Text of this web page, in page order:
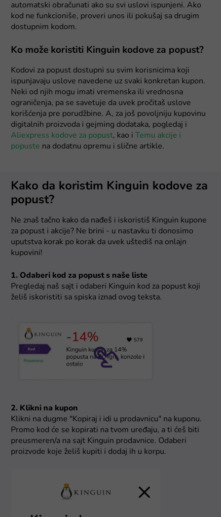
automatski obračunati ako su svi uslovi ispunjeni. Ako
kod ne funkcioniše, proveri unos ili pokušaj sa drugim
dostupnim kodom.
Ko može koristiti Kinguin kodove za popust?
Kodovi za popust dostupni su svim korisnicima koji
ispunjavaju uslove navedene uz svaki konkretan kupon.
Neki od njih mogu imati vremenska ili vrednosna
ograničenja, pa se savetuje da uvek pročitaš uslove
korišćenja pre porudžbine. A, za još povoljniju kupovinu
digitalnih proizvoda i gejming dodataka, pogledaj i
Aliexpress kodove za popust, kao i Temu akcije i
popuste na dodatnu opremu i slične artikle.
Kako da koristim Kinguin kodove za
popust?
Ne znaš tačno kako da nađeš i iskoristiš Kinguin kupone
za popust i akcije? Ne brini - u nastavku ti donosimo
uputstva korak po korak da uvek uštediš na onlajn
kupovini!
1. Odaberi kod za popust s naše liste
Pregledaj naš sajt i odaberi Kinguin kod za popust koji
želiš iskoristiti sa spiska iznad ovog teksta.
2. Klikni na kupon
Klikni na dugme "Kopiraj i idi u prodavnicu" na kuponu.
Promo kod će se kopirati na tvom uređaju, a ti ćeš biti
preusmeren/a na sajt Kinguin prodavnice. Odaberi
proizvode koje želiš kupiti i dodaj ih u korpu.